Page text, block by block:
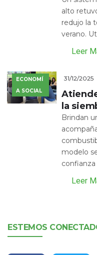
alto
redujo la
verano.
Leer
ECONOMÍ
A SOCIAL
31/12/2025
la
Brindan
modelo
confianza
Leer
ESTEMOS